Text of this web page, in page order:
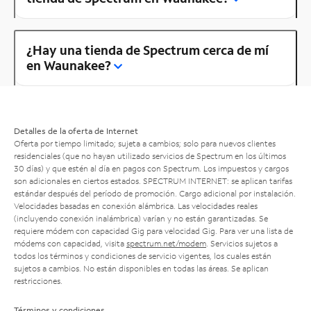
¿Hay una tienda de Spectrum cerca de mí
en Waunakee?
Detalles de la oferta de Internet
Oferta por tiempo limitado; sujeta a cambios; solo para nuevos clientes
residenciales (que no hayan utilizado servicios de Spectrum en los últimos
30 días) y que estén al día en pagos con Spectrum. Los impuestos y cargos
son adicionales en ciertos estados. SPECTRUM INTERNET: se aplican tarifas
estándar después del período de promoción. Cargo adicional por instalación.
Velocidades basadas en conexión alámbrica. Las velocidades reales
(incluyendo conexión inalámbrica) varían y no están garantizadas. Se
requiere módem con capacidad Gig para velocidad Gig. Para ver una lista de
módems con capacidad, visita spectrum.net/modem . Servicios sujetos a
todos los términos y condiciones de servicio vigentes, los cuales están
sujetos a cambios. No están disponibles en todas las áreas. Se aplican
restricciones.